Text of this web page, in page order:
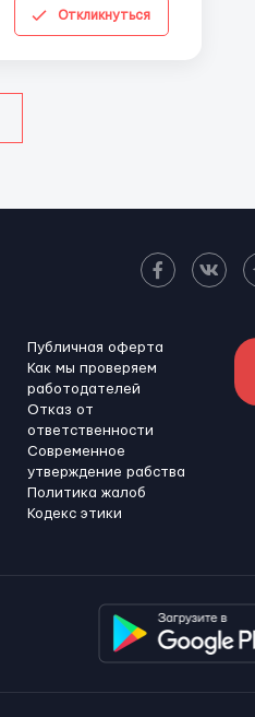
Откликнуться
Публичная оферта
Как мы проверяем
работодателей
Отказ от
ответственности
Современное
утверждение рабства
Политика жалоб
Кодекс этики